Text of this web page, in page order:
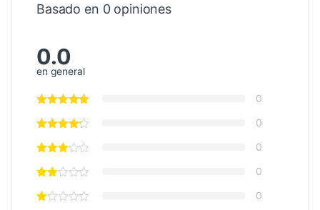
Basado en 0 opiniones
0.0
en general
0
0
0
0
0